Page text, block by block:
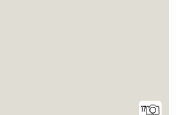
17